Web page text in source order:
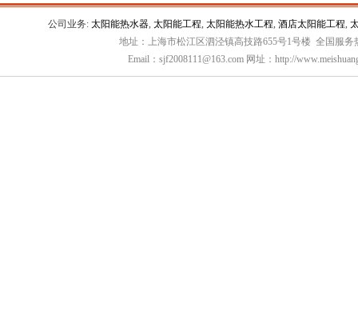
公司业务: 太阳能热水器, 太阳能工程, 太阳能热水工程, 酒店太阳能工程,
地址：上海市松江区泗泾镇高技路655号1号楼 全国服务
Email：sjf2008111@163.com 网址：http://